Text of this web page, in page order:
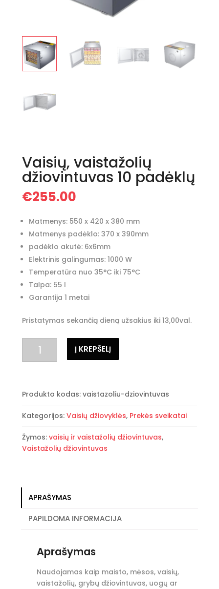
Vaisių, vaistažolių
džiovintuvas 10 padėklų
€255.00
Matmenys: 550 x 420 x 380 mm
Matmenys padėklo: 370 x 390mm
padėklo akutė: 6x6mm
Elektrinis galingumas: 1000 W
Temperatūra nuo 35°C iki 75°C
Talpa: 55 l
Garantija 1 metai
Pristatymas sekančią dieną užsakius iki 13,00val.
kiekis:
10
Į KREPŠELĮ
Produkto kodas: vaistazoliu-dziovintuvas
Kategorijos: Vaisių džiovyklės, Prekės sveikatai
Žymos: vaisių ir vaistažolių džiovintuvas,
Vaistažolių džiovintuvas
APRAŠYMAS
PAPILDOMA INFORMACIJA
Aprašymas
Naudojamas kaip maisto, mėsos, vaisių,
vaistažolių, grybų džiovintuvas, uogų ar